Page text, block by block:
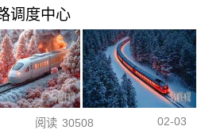
调度中心
阅读 30508 02-03